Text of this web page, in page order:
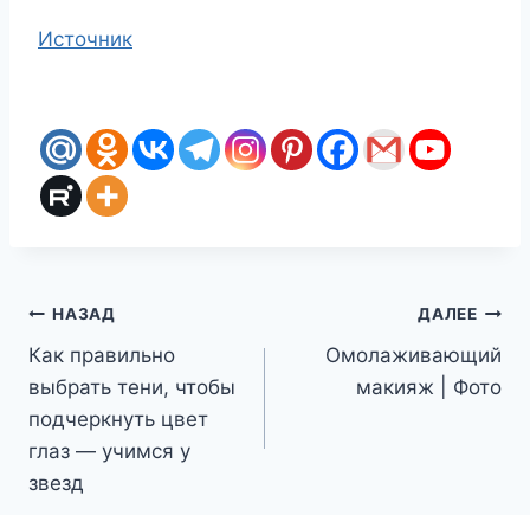
Источник
Навигация
по
записям
НАЗАД
Как правильно
выбрать тени, чтобы
подчеркнуть цвет
глаз — учимся у
звезд
ДАЛЕЕ
Омолаживающий
макияж | Фото